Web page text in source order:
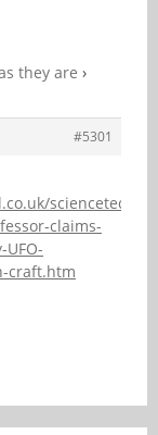
they are ›
#5301
sciencetech/
claims-
craft.htm